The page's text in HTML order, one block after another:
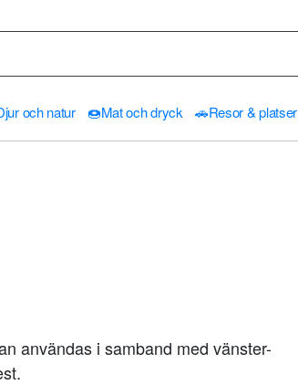
och natur 🍩Mat och dryck 🚗Resor & platser
användas i samband med vänster-